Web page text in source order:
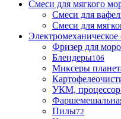
Смеси для мягкого
Смеси для
Смеси для
Электромеханическое
Фризер для
Блендеры106
Миксеры
УКМ,
Пилы72